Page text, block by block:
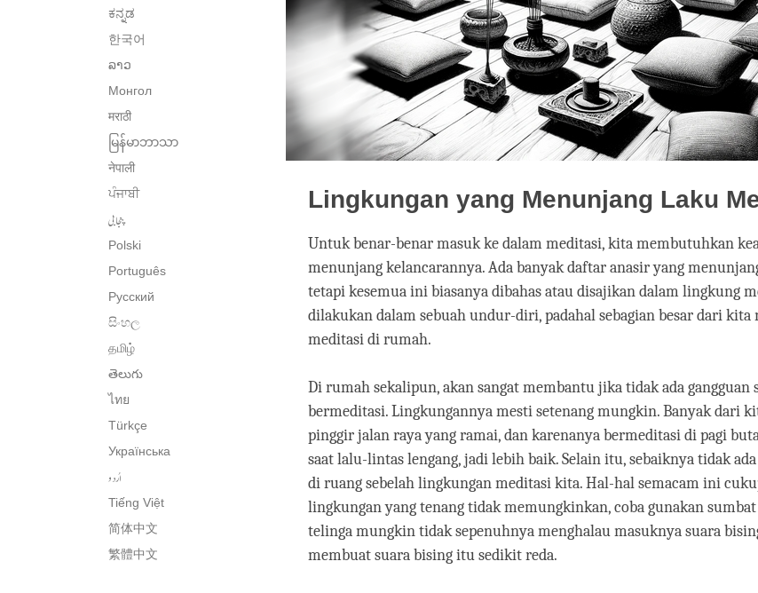
ಕನ್ನಡ
한국어
ລາວ
Монгол
मराठी
မြန်မာဘာသာ
नेपाली
ਪੰਜਾਬੀ
پنجابی
Polski
Português
Русский
සිංහල
தமிழ்
తెలుగు
ไทย
Türkçe
Українська
اُردو
Tiếng Việt
简体中文
繁體中文
Lingkungan yang Menunjang Laku
Untuk benar-benar masuk ke dalam meditasi, kita membutuhkan
menunjang kelancarannya. Ada banyak daftar anasir yang
tetapi kesemua ini biasanya dibahas atau disajikan dalam lingkung
dilakukan dalam sebuah undur-diri, padahal sebagian besar dari kita
meditasi di rumah.
Di rumah sekalipun, akan sangat membantu jika tidak ada gangguan
bermeditasi. Lingkungannya mesti setenang mungkin. Banyak dari
pinggir jalan raya yang ramai, dan karenanya bermeditasi di pagi
saat lalu-lintas lengang, jadi lebih baik. Selain itu, sebaiknya tidak
di ruang sebelah lingkungan meditasi kita. Hal-hal semacam ini
lingkungan yang tenang tidak memungkinkan, coba gunakan
telinga mungkin tidak sepenuhnya menghalau masuknya suara
membuat suara bising itu sedikit reda.